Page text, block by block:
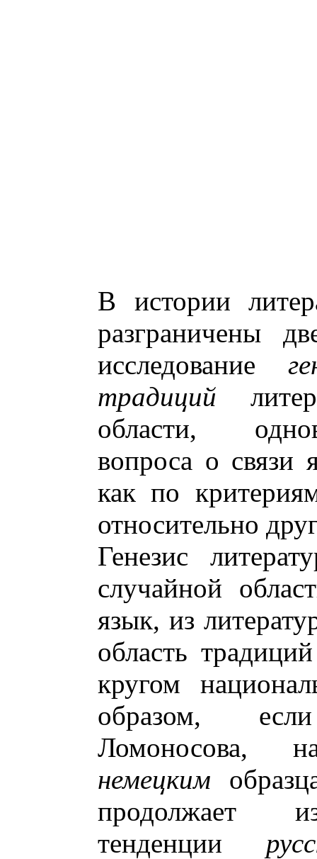
В истории
разграничены
исследование
традиций
области,
вопроса о связи
как по
относительно
Генезис
случайной
язык, из
область
кругом
образом,
Ломоносова,
немецким
продолжает
тенденции